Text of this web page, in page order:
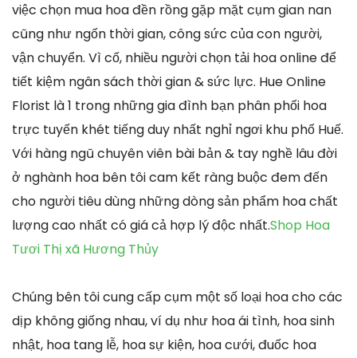
việc chọn mua hoa đền rồng gặp mặt cụm gian nan
cũng như ngốn thời gian, công sức của con người,
vận chuyển. Vì cố, nhiều người chọn tải hoa online để
tiết kiệm ngân sách thời gian & sức lực. Hue Online
Florist là 1 trong những gia đình bạn phân phối hoa
trực tuyến khét tiếng duy nhất nghỉ ngơi khu phố Huế.
Với hàng ngũ chuyên viên bài bản & tay nghề lâu đời
ở nghành hoa bên tôi cam kết ràng buộc đem đến
cho người tiêu dùng những dòng sản phẩm hoa chất
lượng cao nhất có giá cả hợp lý độc nhất.Shop Hoa
Tươi Thị xã Hương Thủy
Chúng bên tôi cung cấp cụm một số loại hoa cho các
dịp không giống nhau, ví dụ như hoa ái tình, hoa sinh
nhật, hoa tang lễ, hoa sự kiện, hoa cưới, đuốc hoa